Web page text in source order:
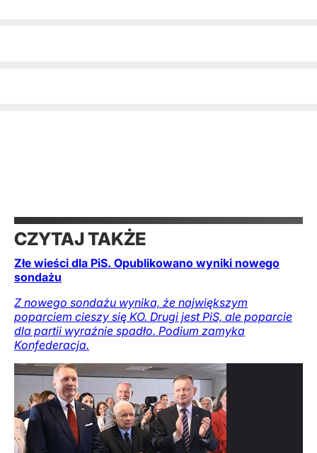
CZYTAJ TAKŻE
Złe wieści dla PiS. Opublikowano wyniki nowego
sondażu
Z nowego sondażu wynika, że największym
poparciem cieszy się KO. Drugi jest PiS, ale poparcie
dla partii wyraźnie spadło. Podium zamyka
Konfederacja.